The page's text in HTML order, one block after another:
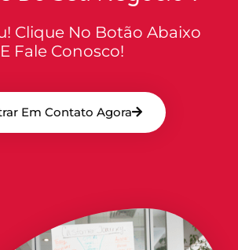
Clique No Botão Abaixo
E Fale Conosco!
Em Contato Agora